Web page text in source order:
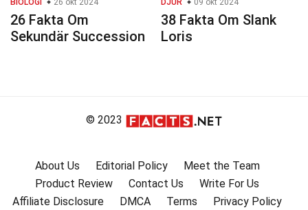
BIOLOGI 26 okt 2024
26 Fakta Om
Sekundär Succession
DJUR 09 okt 2024
38 Fakta Om Slank
Loris
© 2023
About Us Editorial Policy
Meet the Team
Product Review
Contact Us
Write For Us
Affiliate Disclosure
DMCA Terms
Privacy Policy